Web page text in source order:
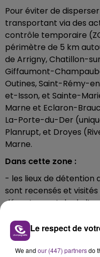
Pour éviter de
transportant via des
contrôle temporaire
périmètre de 5 km
de Arrigny, Chatillon-
Giffaumont-
Outines, Saint-Rémy-
et-Isson, et Sainte-
Marne et Eclaron-
La-Porte-du-Der
Planrupt, et Droyes
Marne.
Dans cette zone :
- les lieux de détention
sont recensés et
départementale de
et de la protection des
- la mise à l’abri des
obligatoire
Le respect de
We and our (447) partnersdo